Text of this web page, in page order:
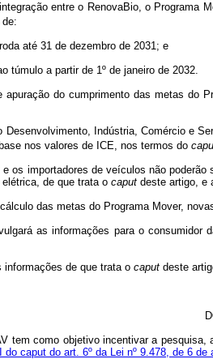
entre o RenovaBio, o
até 31 de dezembro de 2031; e
túmulo a partir de 1º de janeiro de 2032.
apuração do cumprimento das metas do
Desenvolvimento, Indústria, Comércio e
nos valores de ICE, nos termos do
e os importadores de veículos não
de que trata o caput deste artigo, e
das metas do Programa Mover,
as informações para o
informações de que trata o caput deste
tem como objetivo incentivar a
caput do art. 6º da Lei nº 9.478, de 6 de